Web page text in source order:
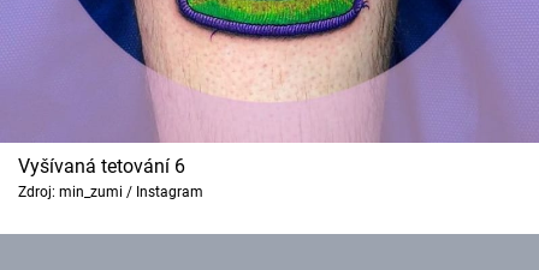
Vyšívaná tetování 6
Zdroj: min_zumi / Instagram